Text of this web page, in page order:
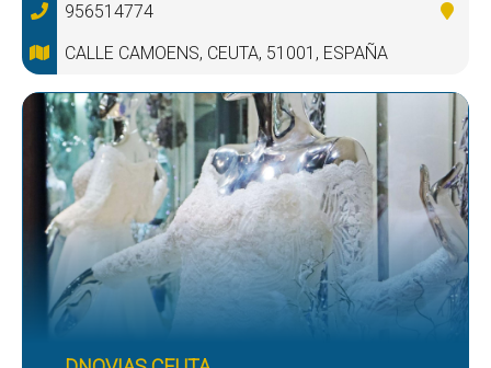
956514774
CALLE CAMOENS, CEUTA, 51001, ESPAÑA